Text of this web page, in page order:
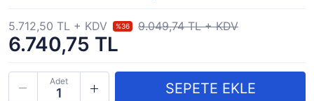
6.740,75 TL
5.712,50 TL + KDV %36 9.049,74 TL + KDV
Adet